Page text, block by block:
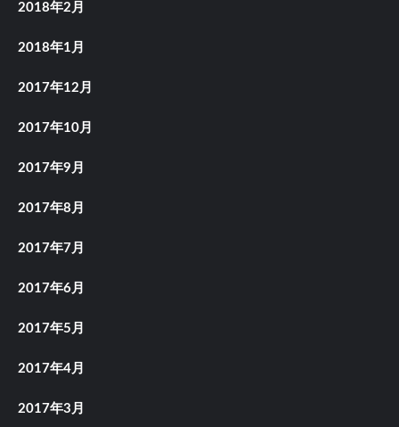
2018年2月
2018年1月
2017年12月
2017年10月
2017年9月
2017年8月
2017年7月
2017年6月
2017年5月
2017年4月
2017年3月